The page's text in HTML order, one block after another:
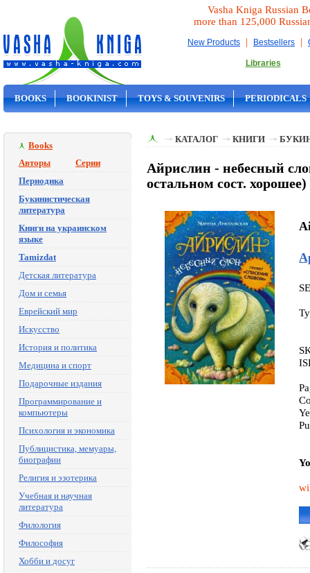
Vasha Kniga Russian
more than 125,000
New Products | Bestsellers |
Libraries
BOOKS BOOKINIST TOYS & SOUVENIRS PERIODICALS
Books
Авторы
Серии
Периодика
Букинистическая
литература
Книги на украинском
языке
Tamizdat
Детская литература
Дом и семья
Еврейский мир
Искусство
История и политика
Медицина и спорт
Подарочные издания
Программирование и
компьютеры
Психология и экономика
Публицистика, мемуары,
биографии
Религия и эзотерика
Учебная и научная
литература
Филология
Философия
Хобби и досуг
КАТАЛОГ КНИГИ
Айрислин - небесный
остальном сост.